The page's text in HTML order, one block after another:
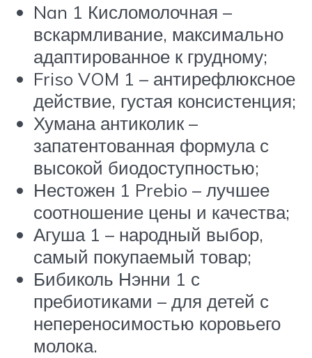
Nan 1 Кисломолочная –
вскармливание, максимально
адаптированное к грудному;
Friso VOM 1 – антирефлюксное
действие, густая консистенция;
Хумана антиколик –
запатентованная формула с
высокой биодоступностью;
Нестожен 1 Prebio – лучшее
соотношение цены и качества;
Агуша 1 – народный выбор,
самый покупаемый товар;
Бибиколь Нэнни 1 с
пребиотиками – для детей с
непереносимостью коровьего
молока.